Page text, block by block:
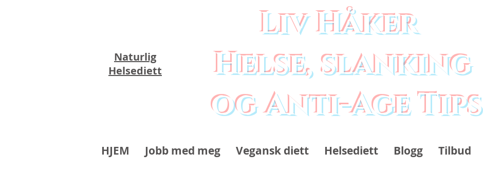
Liv Håker
Helse, slanking
og Anti-Age Tips
Naturlig
Helsediett
HJEM Jobb med meg Vegansk diett Helsediett Blogg Tilbud